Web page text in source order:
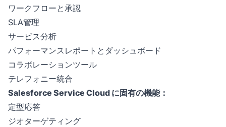
ワークフローと承認
SLA管理
サービス分析
パフォーマンスレポートとダッシュボード
コラボレーションツール
テレフォニー統合
Salesforce Service Cloud に固有の機能：
定型応答
ジオターゲティング